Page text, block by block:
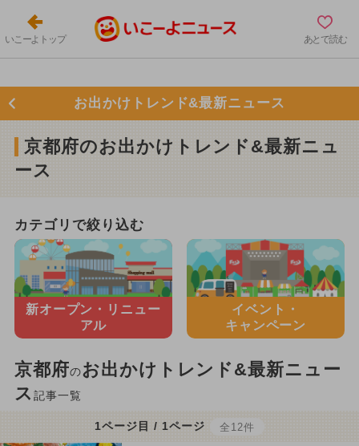
いこーよトップ あとで読む
お出かけトレンド&最新ニュース
京都府のお出かけトレンド&最新ニュ
ース
カテゴリで絞り込む
新オープン・ リニュー
アル
イベント・
キャンペーン
京都府のお出かけトレンド&最新ニュー
ス 記事一覧
1ページ目 / 1ページ 全12件